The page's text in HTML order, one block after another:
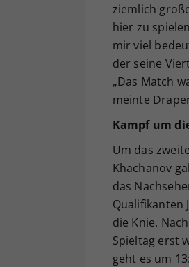
ziemlich
hier zu
mir viel
der seine
„Das Match
meinte
Kampf um
Um das
Khachanov
das
Qualifikanten
die Knie.
Spieltag erst
geht es um